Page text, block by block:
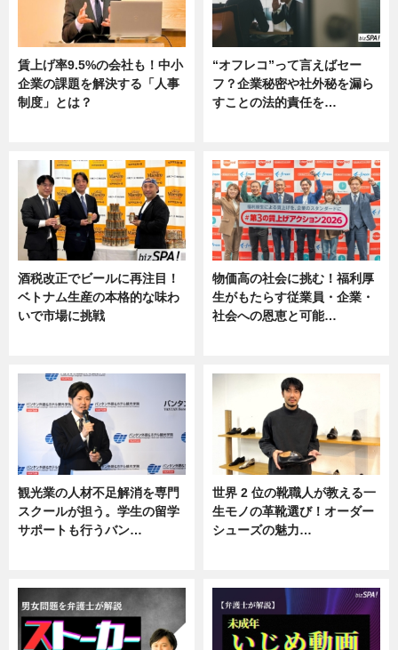
賃上げ率9.5%の会社も！中小
企業の課題を解決する「人事
制度」とは？
“オフレコ”って言えばセー
フ？企業秘密や社外秘を漏ら
すことの法的責任を…
酒税改正でビールに再注目！
ベトナム生産の本格的な味わ
いで市場に挑戦
物価高の社会に挑む！福利厚
生がもたらす従業員・企業・
社会への恩恵と可能…
観光業の人材不足解消を専門
スクールが担う。学生の留学
サポートも行うバン…
世界 2 位の靴職人が教える一
生モノの革靴選び！オーダー
シューズの魅力…